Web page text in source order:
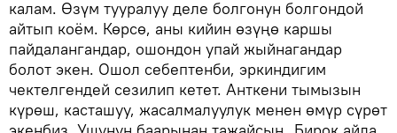
калам. Өзүм тууралуу деле болгонун болгондой
айтып коём. Көрсө, аны кийин өзүңө каршы
пайдалангандар, ошондон упай жыйнагандар
болот экен. Ошол себептенби, эркиндигим
чектелгендей сезилип кетет. Анткени тымызын
күрөш, касташуу, жасалмалуулук менен өмүр сүрөт